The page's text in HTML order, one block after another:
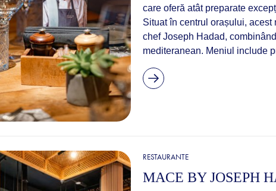
care oferă atât preparate
Situat în centrul orașului,
chef Joseph Hadad,
mediteranean. Meniul include
RESTAURANTE
MACE BY JOSEPH